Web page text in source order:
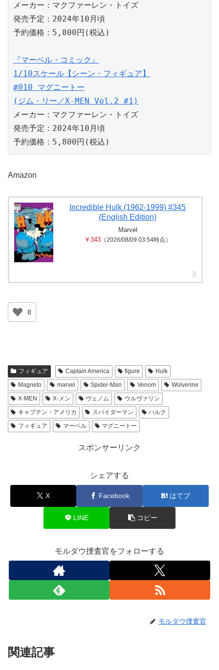
メーカー：マクファーレン・トイズ
発売予定：2024年10月頃
予約価格：5,800円(税込)
『マーベル・コミック』
1/10スケール【シーン・フィギュア】
#010 マグニートー
(ジム・リー／X-MEN Vol.2 #1)
メーカー：マクファーレン・トイズ
発売予定：2024年10月頃
予約価格：5,800円(税込)
Amazon
Incredible Hulk (1962-1999) #345
(English Edition)
Marvel
￥343 （2026/08/09 03:54時点）
0
フィギュア Captain America figure
Hulk
Magneto
marvel Spider-Man Venom
Wolverine
X-MEN
X-メン ヴェノム
ウルヴァリン
キャプテン・アメリカ
スパイダーマン
ハルク
フィギュア
マーベル マグニートー
スポンサーリンク
シェアする
X Facebook はてブ
LINE コピー
モルダウ捜査官をフォローする
モルダウ捜査官
関連記事